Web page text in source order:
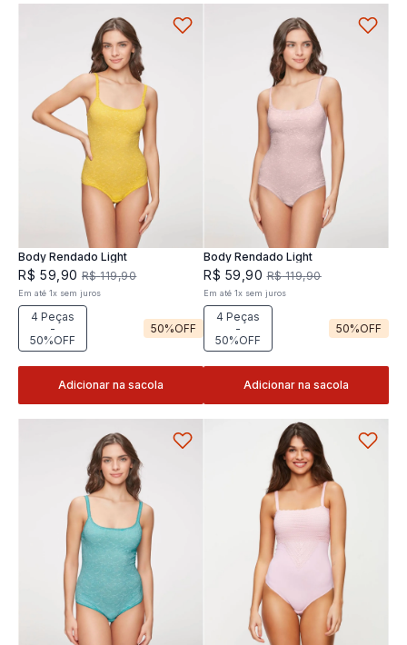
Body Rendado Light
R$ 59 90 R$ 119,90
Em até1x sem juros
4 Peças
-
50%OFF
50%OFF
Adicionar na sacola
Body Rendado Light
R$ 59 ,90 R$ 119,90
Em até 1x sem juros
4 Peças
-
50%OFF
50%OFF
Adicionar na sacola